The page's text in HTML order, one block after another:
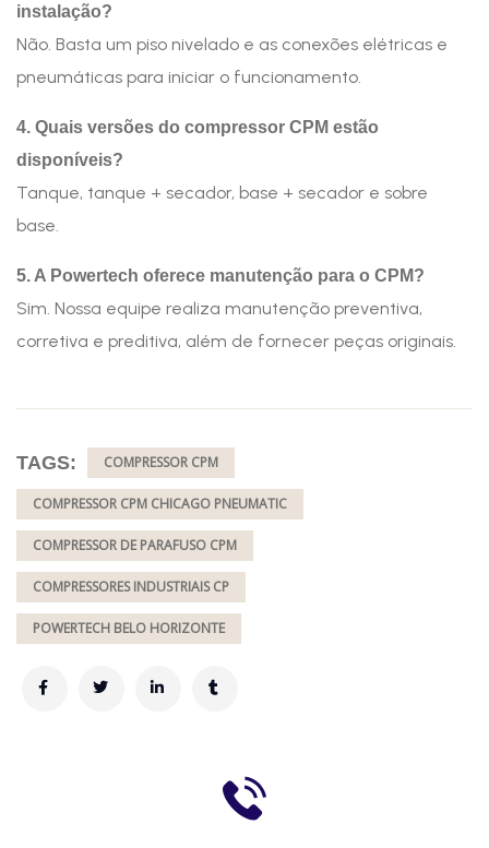
instalação?
Não. Basta um piso nivelado e as conexões elétricas e
pneumáticas para iniciar o funcionamento.
4. Quais versões do compressor CPM estão
disponíveis?
Tanque, tanque + secador, base + secador e sobre
base.
5. A Powertech oferece manutenção para o CPM?
Sim. Nossa equipe realiza manutenção preventiva,
corretiva e preditiva, além de fornecer peças originais.
TAGS: COMPRESSOR CPM
COMPRESSOR CPM CHICAGO PNEUMATIC
COMPRESSOR DE PARAFUSO CPM
COMPRESSORES INDUSTRIAIS CP
POWERTECH BELO HORIZONTE